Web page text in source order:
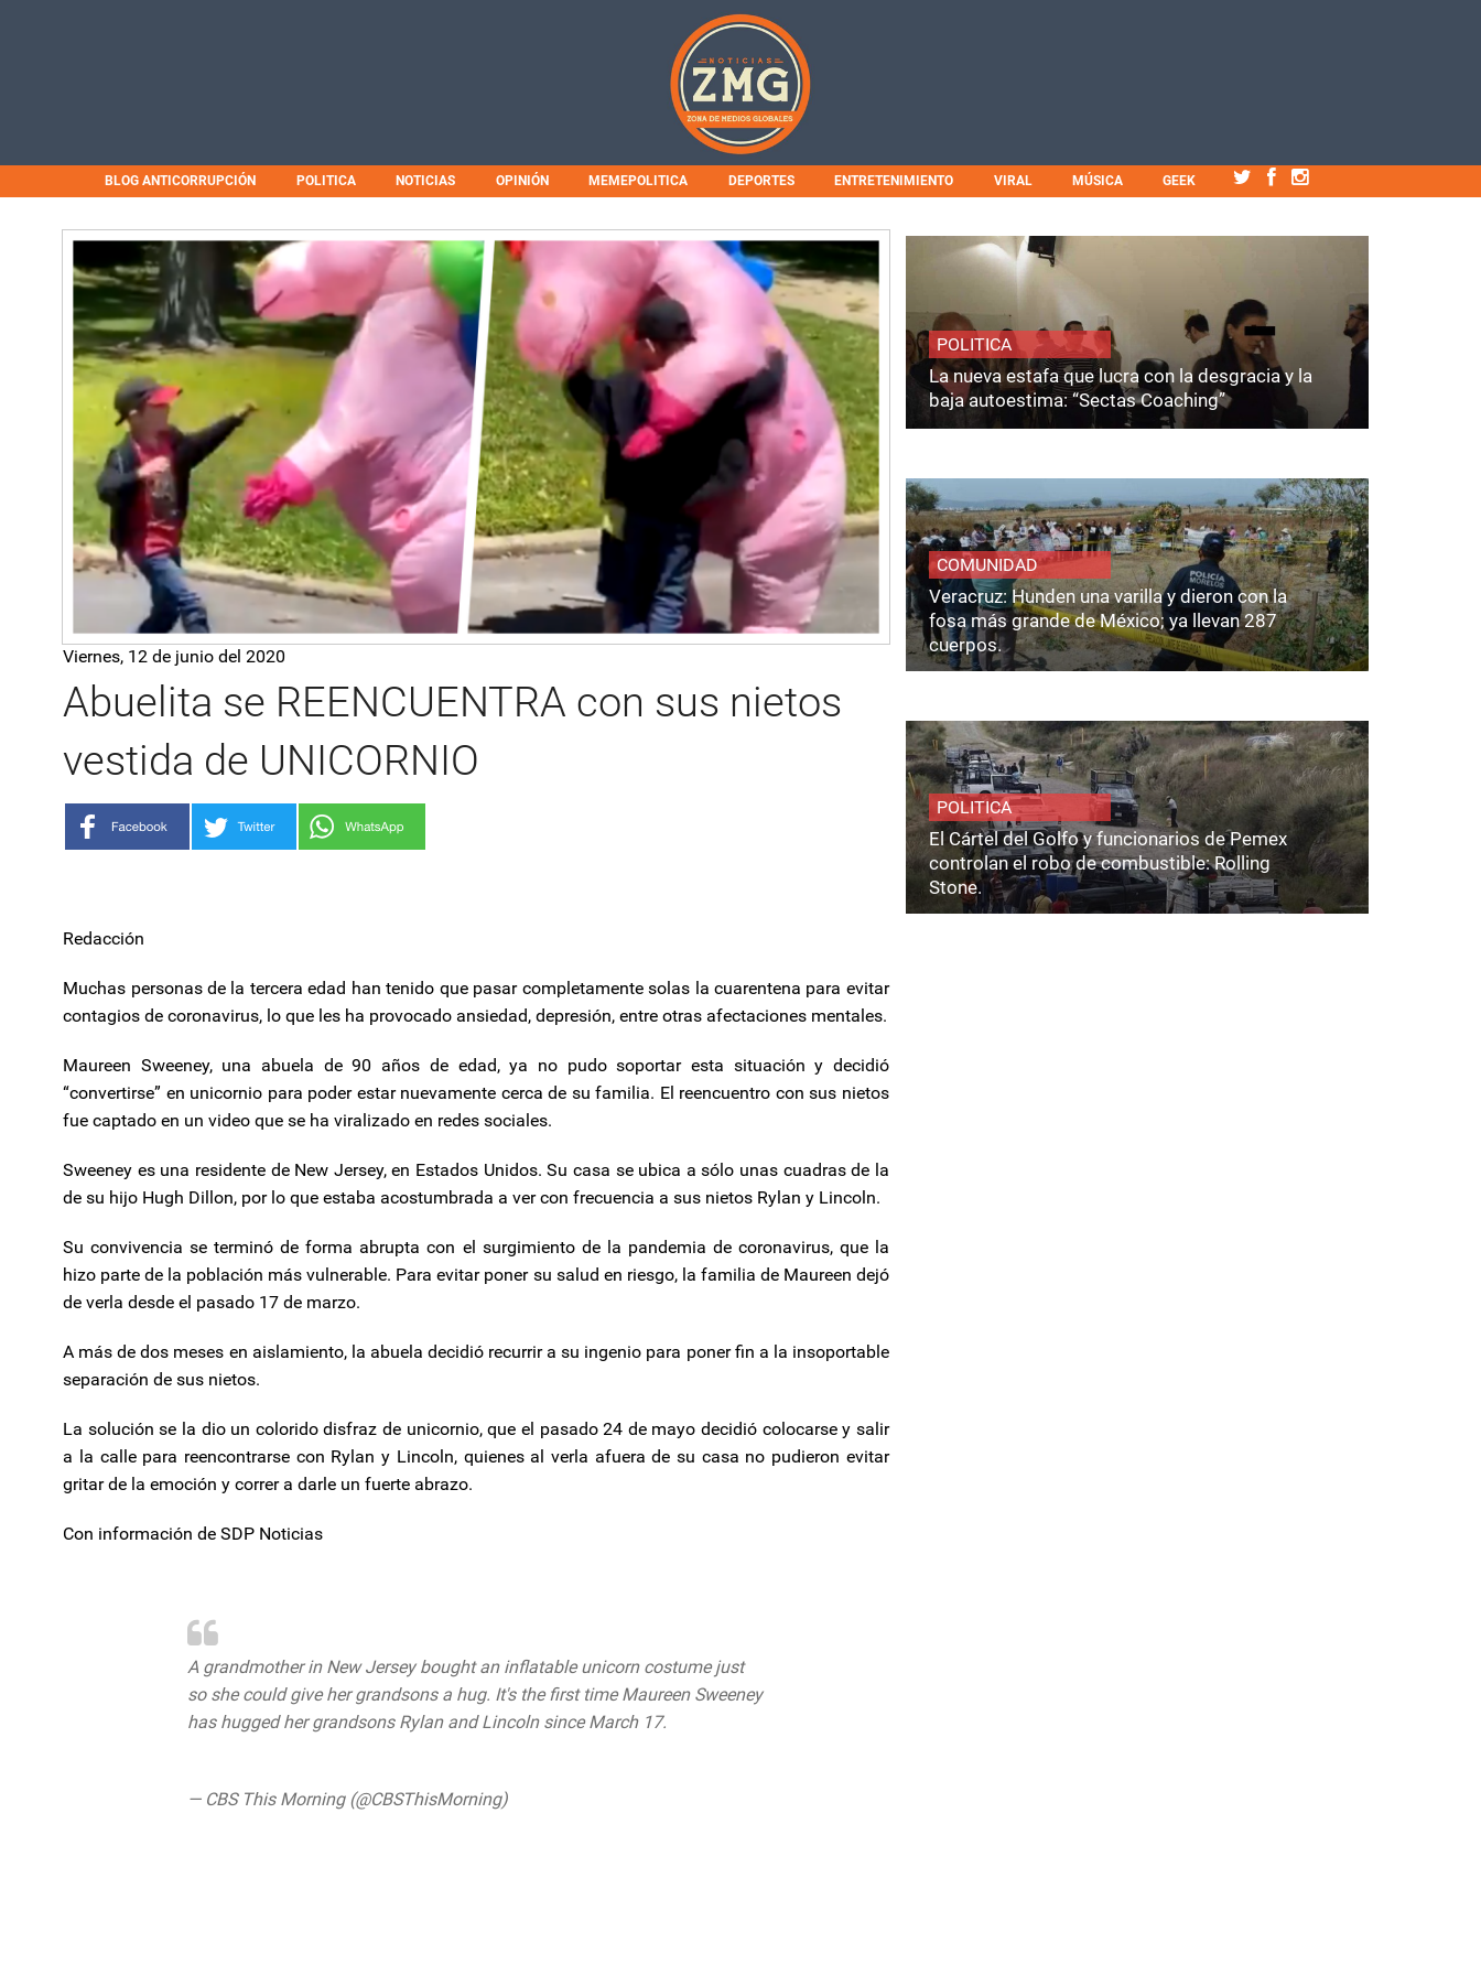
BLOG ANTICORRUPCIÓN POLITICA NOTICIAS OPINIÓN MEMEPOLITICA DEPORTES ENTRETENIMIENTO VIRAL MÚSICA GEEK
Viernes, 12 de junio del 2020
Abuelita se REENCUENTRA con sus nietos
vestida de UNICORNIO
Redacción
Muchas personas de la tercera edad han tenido que pasar completamente solas la cuarentena para evitar
contagios de coronavirus, lo que les ha provocado ansiedad, depresión, entre otras afectaciones mentales.
Maureen Sweeney, una abuela de 90 años de edad, ya no pudo soportar esta situación y decidió
“convertirse” en unicornio para poder estar nuevamente cerca de su familia. El reencuentro con sus nietos
fue captado en un video que se ha viralizado en redes sociales.
Sweeney es una residente de New Jersey, en Estados Unidos. Su casa se ubica a sólo unas cuadras de la
de su hijo Hugh Dillon, por lo que estaba acostumbrada a ver con frecuencia a sus nietos Rylan y Lincoln.
Su convivencia se terminó de forma abrupta con el surgimiento de la pandemia de coronavirus, que la
hizo parte de la población más vulnerable. Para evitar poner su salud en riesgo, la familia de Maureen dejó
de verla desde el pasado 17 de marzo.
A más de dos meses en aislamiento, la abuela decidió recurrir a su ingenio para poner fin a la insoportable
separación de sus nietos.
La solución se la dio un colorido disfraz de unicornio, que el pasado 24 de mayo decidió colocarse y salir
a la calle para reencontrarse con Rylan y Lincoln, quienes al verla afuera de su casa no pudieron evitar
gritar de la emoción y correr a darle un fuerte abrazo.
Con información de SDP Noticias
A grandmother in New Jersey bought an inflatable unicorn costume just
so she could give her grandsons a hug. It's the first time Maureen Sweeney
has hugged her grandsons Rylan and Lincoln since March 17.
— CBS This Morning (@CBSThisMorning)
POLITICA
La nueva estafa que lucra con la desgracia y la
baja autoestima: “Sectas Coaching”
COMUNIDAD
Veracruz: Hunden una varilla y dieron con la
fosa más grande de México; ya llevan 287
cuerpos.
POLITICA
El Cártel del Golfo y funcionarios de Pemex
controlan el robo de combustible: Rolling
Stone.